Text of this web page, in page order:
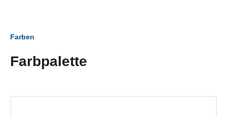
Farben
Farbpalette